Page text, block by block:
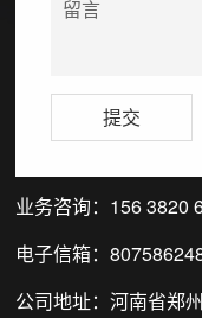
业务咨询： 156 3820
电子信箱：
公司地址：河南省郑